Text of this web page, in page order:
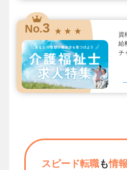
No.3 ★ ★ ★
資
給
チ
スピード転職も情